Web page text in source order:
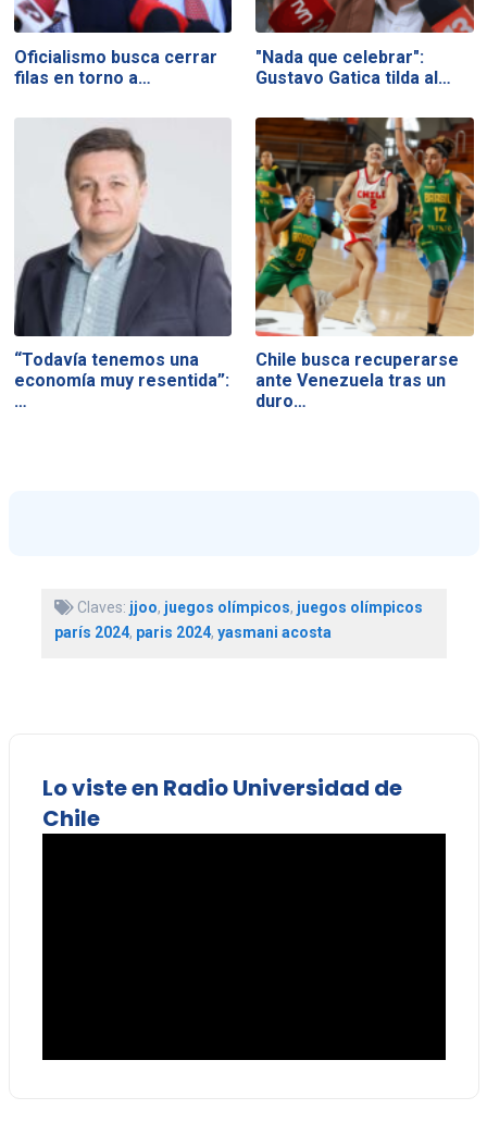
Oficialismo busca cerrar
filas en torno a…
"Nada que celebrar":
Gustavo Gatica tilda al…
“Todavía tenemos una
economía muy resentida”:
…
Chile busca recuperarse
ante Venezuela tras un
duro…
Claves: jjoo, juegos olímpicos, juegos olímpicos
parís 2024, paris 2024, yasmani acosta
Lo viste en Radio Universidad de
Chile